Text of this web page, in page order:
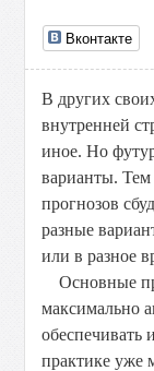
Вконтакте
В других
внутренней
иное. Но
варианты. Тем
прогнозов
разные
или в разное
Основные
максимально
обеспечивать
практике уже